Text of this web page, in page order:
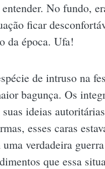
No fundo,
ficar
da época. Ufa!
de intruso na
bagunça. Os
ideias
esses caras
verdadeira
que essa